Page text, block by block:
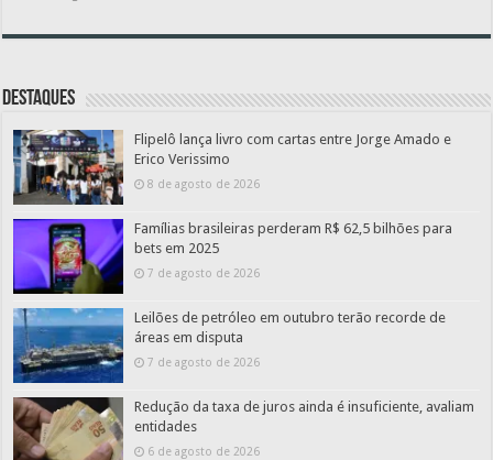
Destaques
Flipelô lança livro com cartas entre Jorge Amado e
Erico Verissimo
8 de agosto de 2026
Famílias brasileiras perderam R$ 62,5 bilhões para
bets em 2025
7 de agosto de 2026
Leilões de petróleo em outubro terão recorde de
áreas em disputa
7 de agosto de 2026
Redução da taxa de juros ainda é insuficiente, avaliam
entidades
6 de agosto de 2026